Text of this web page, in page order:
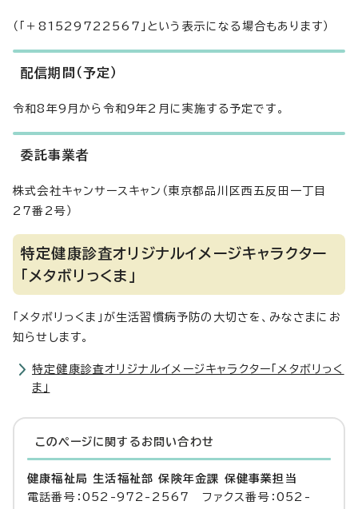
（「＋81529722567」という表示になる場合もあります）
配信期間（予定）
令和8年9月から令和9年2月に実施する予定です。
委託事業者
株式会社キャンサースキャン（東京都品川区西五反田一丁目
27番2号）
特定健康診査オリジナルイメージキャラクター
「メタボリっくま」
「メタボリっくま」が生活習慣病予防の大切さを、みなさまにお
知らせします。
特定健康診査オリジナルイメージキャラクター「メタボリっく
ま」
このページに関する お問い合わせ
健康福祉局 生活福祉部 保険年金課 保健事業担当
電話番号：052-972-2567 ファクス番号：052-